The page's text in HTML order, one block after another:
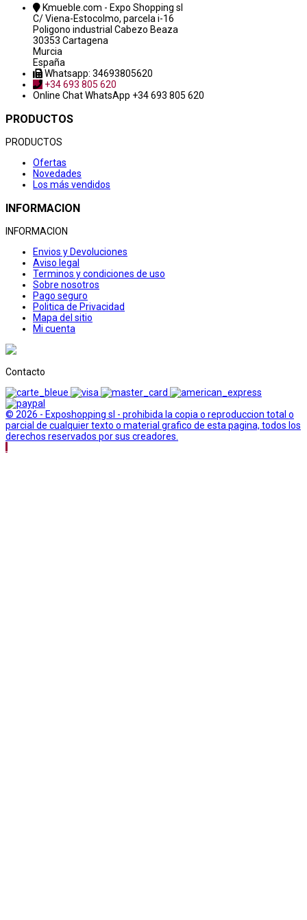
Kmueble.com - Expo Shopping sl
C/ Viena-Estocolmo, parcela i-16
Poligono industrial Cabezo Beaza
30353 Cartagena
Murcia
España
Whatsapp: 34693805620
+34 693 805 620
Online ChatWhatsApp +34 693 805 620
PRODUCTOS
PRODUCTOS
Ofertas
Novedades
Los más vendidos
INFORMACION
INFORMACION
Envios y Devoluciones
Aviso legal
Terminos y condiciones de uso
Sobre nosotros
Pago seguro
Politica de Privacidad
Mapa del sitio
Mi cuenta
Contacto
© 2026 - Exposhopping sl - prohibida la copia o reproduccion total o
parcial de cualquier texto o material grafico de esta pagina, todos los
derechos reservados por sus creadores.